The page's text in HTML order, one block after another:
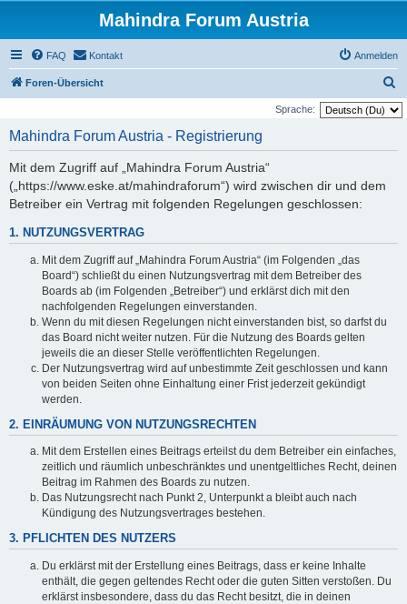
Mahindra Forum Austria
FAQ Kontakt Anmelden
Foren-Übersicht
u
Sprache:
Mahindra Forum Austria - Registrierung
Mit dem Zugriff auf „Mahindra Forum Austria“
(„https://www.eske.at/mahindraforum“) wird zwischen dir und dem
Betreiber ein Vertrag mit folgenden Regelungen geschlossen:
1. NUTZUNGSVERTRAG
Mit dem Zugriff auf „Mahindra Forum Austria“ (im Folgenden „das
Board“) schließt du einen Nutzungsvertrag mit dem Betreiber des
Boards ab (im Folgenden „Betreiber“) und erklärst dich mit den
nachfolgenden Regelungen einverstanden.
Wenn du mit diesen Regelungen nicht einverstanden bist, so darfst du
das Board nicht weiter nutzen. Für die Nutzung des Boards gelten
jeweils die an dieser Stelle veröffentlichten Regelungen.
Der Nutzungsvertrag wird auf unbestimmte Zeit geschlossen und kann
von beiden Seiten ohne Einhaltung einer Frist jederzeit gekündigt
werden.
2. EINRÄUMUNG VON NUTZUNGSRECHTEN
Mit dem Erstellen eines Beitrags erteilst du dem Betreiber ein einfaches,
zeitlich und räumlich unbeschränktes und unentgeltliches Recht, deinen
Beitrag im Rahmen des Boards zu nutzen.
Das Nutzungsrecht nach Punkt 2, Unterpunkt a bleibt auch nach
Kündigung des Nutzungsvertrages bestehen.
3. PFLICHTEN DES NUTZERS
Du erklärst mit der Erstellung eines Beitrags, dass er keine Inhalte
enthält, die gegen geltendes Recht oder die guten Sitten verstoßen. Du
erklärst insbesondere, dass du das Recht besitzt, die in deinen